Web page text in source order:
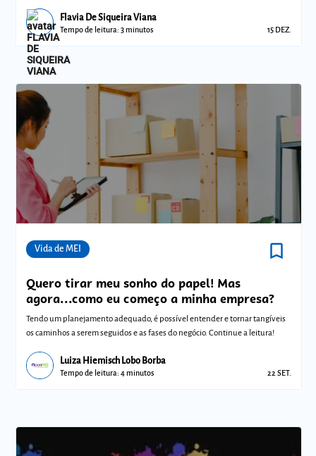
Flavia De Siqueira Viana
Tempo de leitura: 3 minutos 15 DEZ.
Vida de MEI bookmark_border
Quero tirar meu sonho do papel! Mas
agora...como eu começo a minha empresa?
Tendo um planejamento adequado, é possível entender e tornar tangíveis
os caminhos a serem seguidos e as fases do negócio. Continue a leitura!
Luiza Hiemisch Lobo Borba
Tempo de leitura: 4 minutos 22 SET.